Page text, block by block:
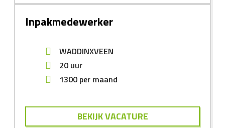
Inpakmedewerker
WADDINXVEEN
20 uur
1300 per maand
BEKIJK VACATURE